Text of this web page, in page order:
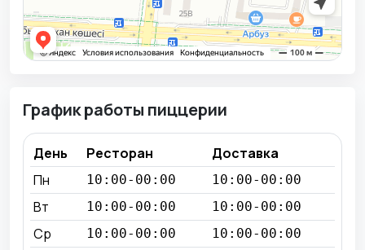
График работы пиццерии
День Ресторан
Доставка
Пн
10:00-00:00 10:00-00:00
Вт 10:00-00:00 10:00-00:00
Ср 10:00-00:00 10:00-00:00